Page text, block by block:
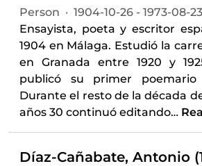
Person · 1904-10-26 - 1973-08-23
Ensayista, poeta y escritor
1904 en Málaga. Estudió la
en Granada entre 1920 y
publicó su primer
Durante el resto de la década
años 30 continuó editando…